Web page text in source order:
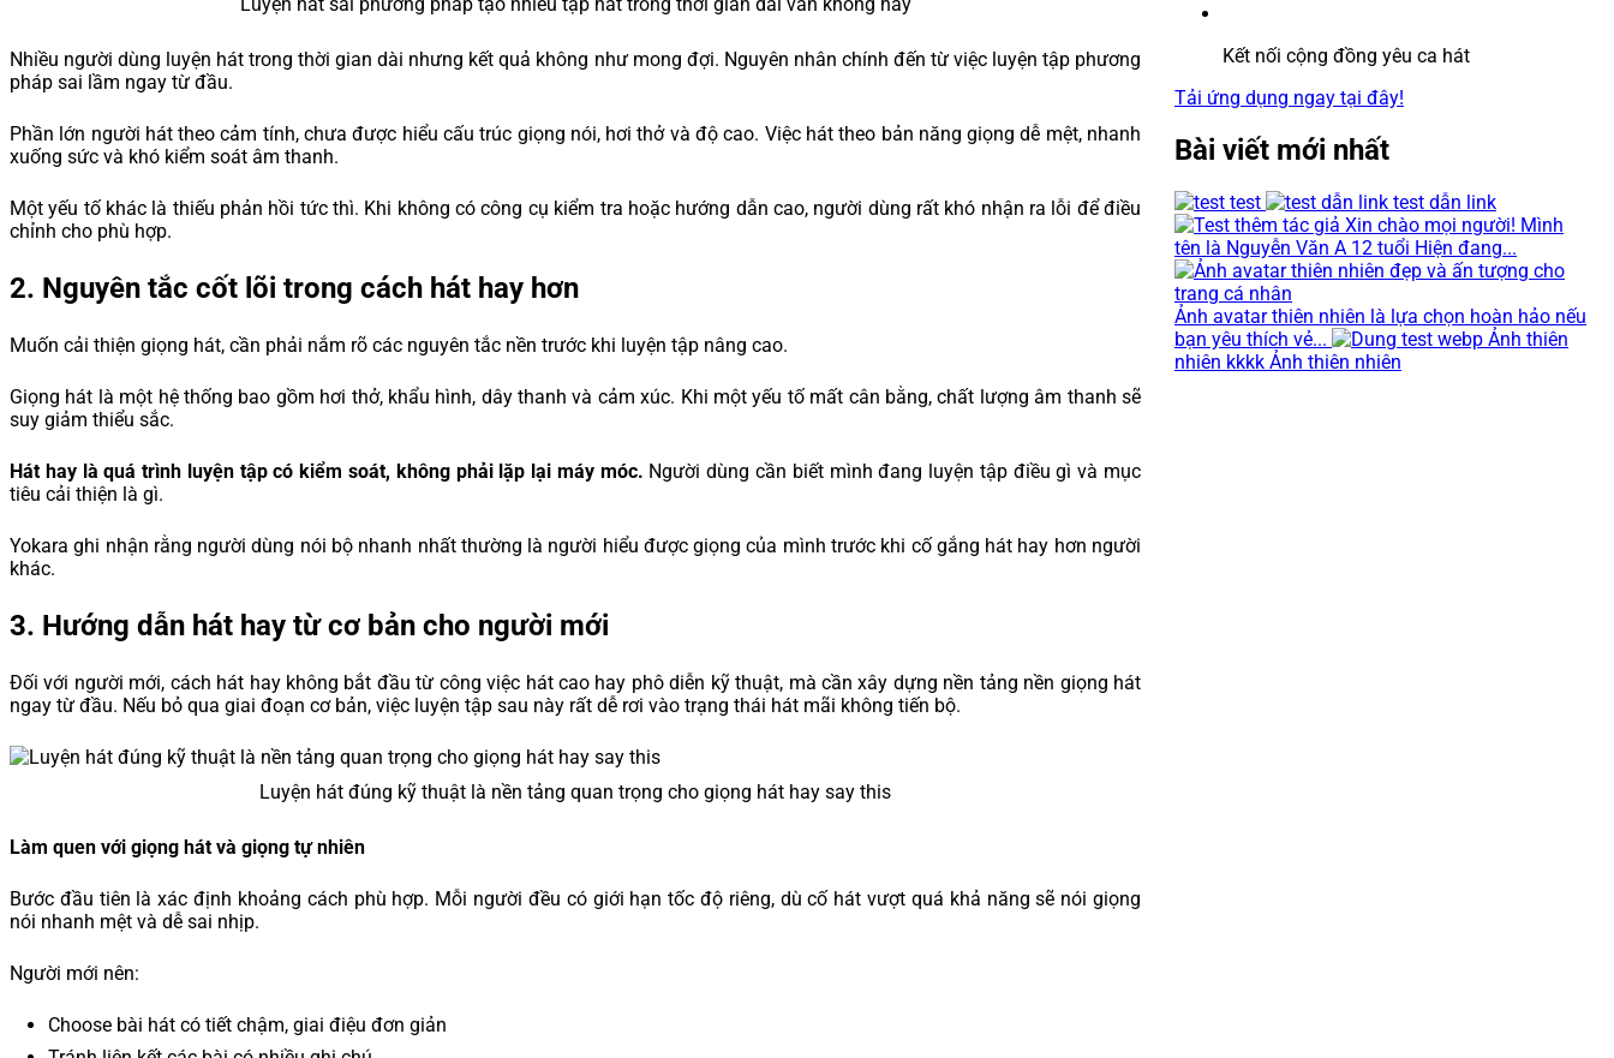
5. Cách hát hay cho nam – những lưu ý quan trọng
6. Những sai lầm tạo hát không hay dù luyện rất nhiều
7. Nên học hát online hay tự luyện tại nhà?
Kết luận
Nhiều người dùng luyện hát trong thời gian dài nhưng kết quả không như mong đợi. Nguyên nhân chính đến từ việc luyện tập phương
pháp sai lầm ngay từ đầu.
Phần lớn người hát theo cảm tính, chưa được hiểu cấu trúc giọng nói, hơi thở và độ cao. Việc hát theo bản năng giọng dễ mệt, nhanh
xuống sức và khó kiểm soát âm thanh.
Một yếu tố khác là thiếu phản hồi tức thì. Khi không có công cụ kiểm tra hoặc hướng dẫn cao, người dùng rất khó nhận ra lỗi để điều
chỉnh cho phù hợp.
2. Nguyên tắc cốt lõi trong cách hát hay hơn
Muốn cải thiện giọng hát, cần phải nắm rõ các nguyên tắc nền trước khi luyện tập nâng cao.
Giọng hát là một hệ thống bao gồm hơi thở, khẩu hình, dây thanh và cảm xúc. Khi một yếu tố mất cân bằng, chất lượng âm thanh sẽ
suy giảm thiểu sắc.
Hát hay là quá trình luyện tập có kiểm soát, không phải lặp lại máy móc. Người dùng cần biết mình đang luyện tập điều gì và mục
tiêu cải thiện là gì.
Yokara ghi nhận rằng người dùng nói bộ nhanh nhất thường là người hiểu được giọng của mình trước khi cố gắng hát hay hơn người
khác.
3. Hướng dẫn hát hay từ cơ bản cho người mới
Đối với người mới, cách hát hay không bắt đầu từ công việc hát cao hay phô diễn kỹ thuật, mà cần xây dựng nền tảng nền giọng hát
ngay từ đầu. Nếu bỏ qua giai đoạn cơ bản, việc luyện tập sau này rất dễ rơi vào trạng thái hát mãi không tiến bộ.
Luyện hát đúng kỹ thuật là nền tảng quan trọng cho giọng hát hay say this
Làm quen với giọng hát và giọng tự nhiên
Bước đầu tiên là xác định khoảng cách phù hợp. Mỗi người đều có giới hạn tốc độ riêng, dù cố hát vượt quá khả năng sẽ nói giọng
nói nhanh mệt và dễ sai nhịp.
Người mới nên:
Choose bài hát có tiết chậm, giai điệu đơn giản
Kết nối cộng đồng yêu ca hát
Tải ứng dụng ngay tại đây!
Bài viết mới nhất
test
test dẫn link
Xin chào mọi người! Mình
tên là Nguyễn Văn A 12 tuổi Hiện đang...
Ảnh avatar thiên nhiên là lựa chọn hoàn hảo nếu
bạn yêu thích vẻ...
Ảnh thiên
nhiên kkkk Ảnh thiên nhiên